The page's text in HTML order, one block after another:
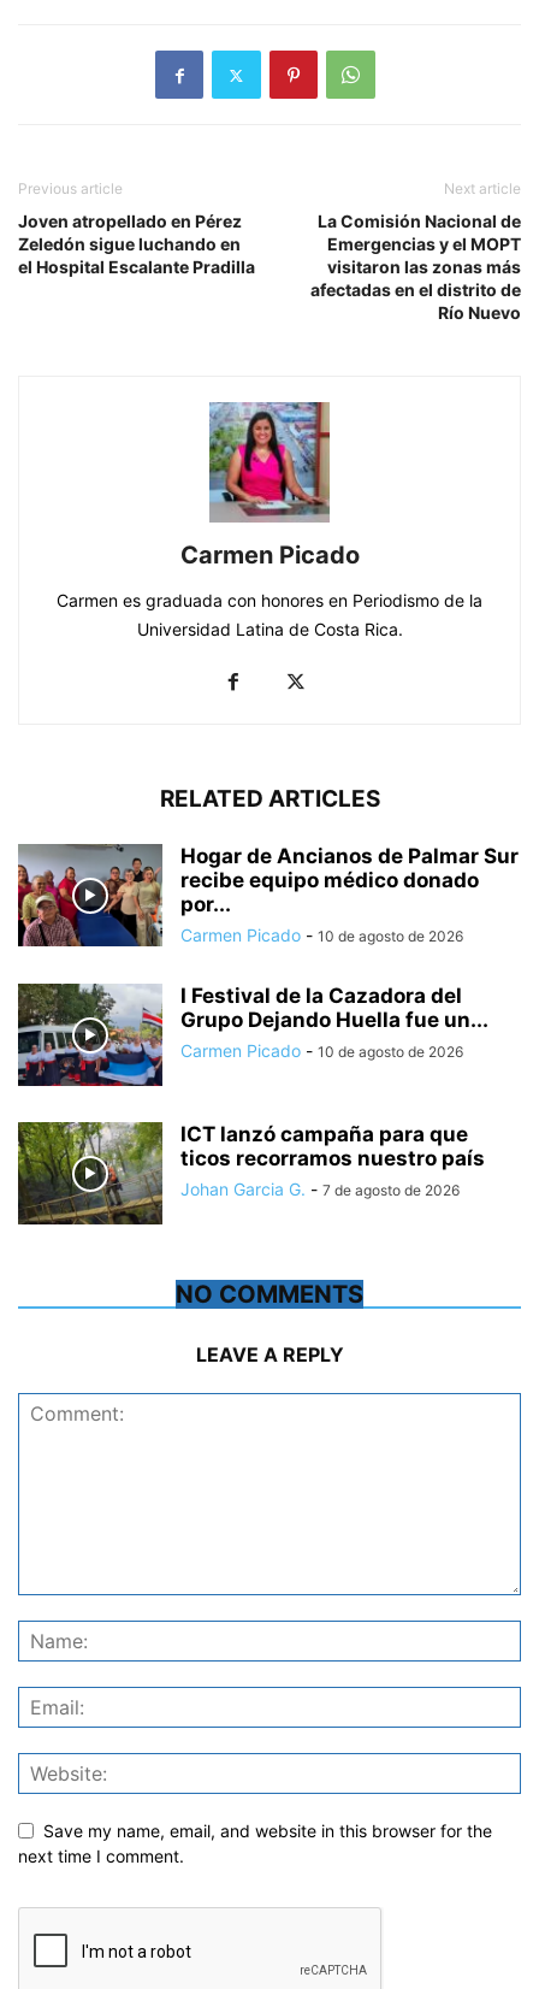
Previous article
Joven atropellado en Pérez
Zeledón sigue luchando en
el Hospital Escalante Pradilla
Next article
La Comisión Nacional de
Emergencias y el MOPT
visitaron las zonas más
afectadas en el distrito de
Río Nuevo
Carmen Picado
Carmen es graduada con honores en Periodismo de la
Universidad Latina de Costa Rica.
RELATED ARTICLES
Hogar de Ancianos de Palmar Sur
recibe equipo médico donado
por...
Carmen Picado - 10 de agosto de 2026
I Festival de la Cazadora del
Grupo Dejando Huella fue un...
Carmen Picado - 10 de agosto de 2026
ICT lanzó campaña para que
ticos recorramos nuestro país
Johan Garcia G. - 7 de agosto de 2026
NO COMMENTS
LEAVE A REPLY
Save my name, email, and website in this browser for the
next time I comment.